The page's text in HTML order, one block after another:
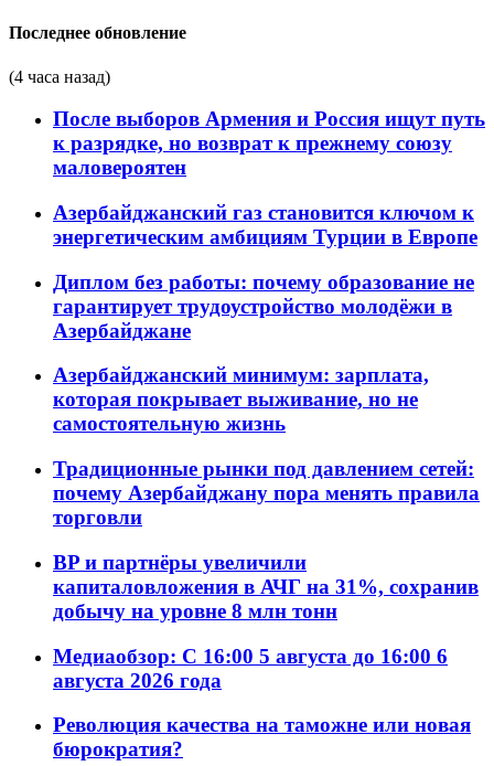
Последнее обновление
(4 часа назад)
После выборов Армения и Россия ищут путь
к разрядке, но возврат к прежнему союзу
маловероятен
Азербайджанский газ становится ключом к
энергетическим амбициям Турции в Европе
Диплом без работы: почему образование не
гарантирует трудоустройство молодёжи в
Азербайджане
Азербайджанский минимум: зарплата,
которая покрывает выживание, но не
самостоятельную жизнь
Традиционные рынки под давлением сетей:
почему Азербайджану пора менять правила
торговли
BP и партнёры увеличили
капиталовложения в АЧГ на 31%, сохранив
добычу на уровне 8 млн тонн
Медиаобзор: С 16:00 5 августа до 16:00 6
августа 2026 года
Революция качества на таможне или новая
бюрократия?